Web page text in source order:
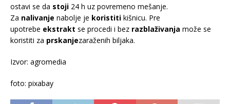
ostavi se da stoji 24 h uz povremeno mešanje.
Za nalivanje nabolje je koristiti kišnicu. Pre
upotrebe ekstrakt se procedi i bez razblaživanja može se
koristiti za prskanjezaraženih biljaka.
Izvor: agromedia
foto: pixabay